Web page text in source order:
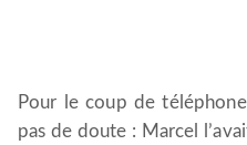
Pour le coup de
pas de doute : Marcel